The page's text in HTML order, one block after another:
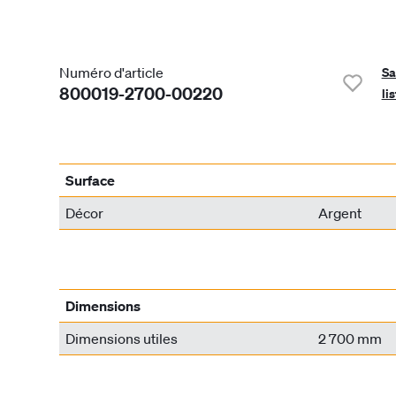
Numéro d'article
800019-2700-00220
Surface
Décor
Argent
Dimensions
Dimensions utiles
2 700 mm